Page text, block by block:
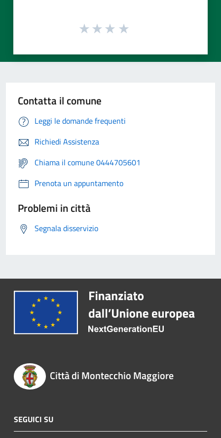
Contatta il comune
Leggi le domande frequenti
Richiedi Assistenza
Chiama il comune 0444705601
Prenota un appuntamento
Problemi in città
Segnala disservizio
Città di Montecchio Maggiore
SEGUICI SU